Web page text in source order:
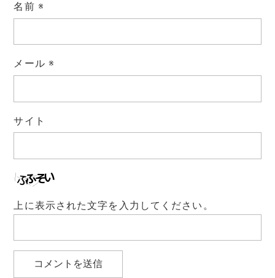
名前 ※
メール ※
サイト
上に表示された文字を入力してください。